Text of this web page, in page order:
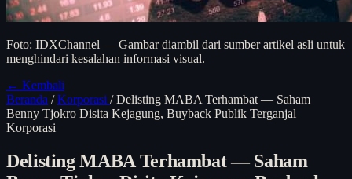
Foto: IDXChannel — Gambar diambil dari sumber artikel asli untuk
menghindari kesalahan informasi visual.
← Kembali
Beranda / Korporasi / Delisting MABA Terhambat — Saham
Benny Tjokro Disita Kejagung, Buyback Publik Terganjal
Korporasi
Delisting MABA Terhambat — Saham